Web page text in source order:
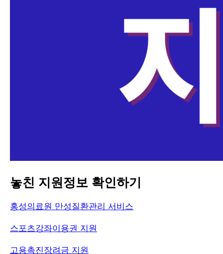
놓친 지원정보 확인하기
홍성의료원 만성질환관리 서비스
스포츠강좌이용권 지원
고용촉진장려금 지원